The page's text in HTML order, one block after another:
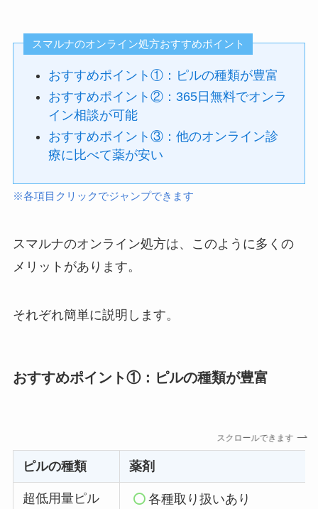
スマルナのオンライン処方おすすめポイント
おすすめポイント①：ピルの種類が豊富
おすすめポイント②：365日無料でオンラ
イン相談が可能
おすすめポイント③：他のオンライン診
療に比べて薬が安い
※各項目クリックでジャンプできます
スマルナのオンライン処方は、このように多くの
メリットがあります。
それぞれ簡単に説明します。
おすすめポイント①：ピルの種類が豊富
スクロールできます
ピルの種類 薬剤
超低用量ピル 各種取り扱いあり